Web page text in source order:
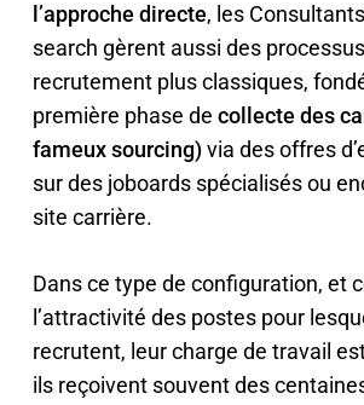
l’approche directe, les
search gèrent aussi des
recrutement plus classiques,
première phase de collecte des
fameux sourcing)via des offres
sur des joboards spécialisés ou
site carrière.
Dans ce type de configuration, et
l’attractivité des postes pour
recrutent, leur charge de travail
ils reçoivent souvent des